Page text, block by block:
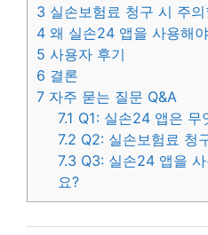
3 실손보험료 청구 시 주의
4 왜 실손24 앱을 사용해
5 사용자 후기
6 결론
7 자주 묻는 질문 Q&A
7.1 Q1: 실손24 앱은 무
7.2 Q2: 실손보험료 청
7.3 Q3: 실손24 앱을
요?